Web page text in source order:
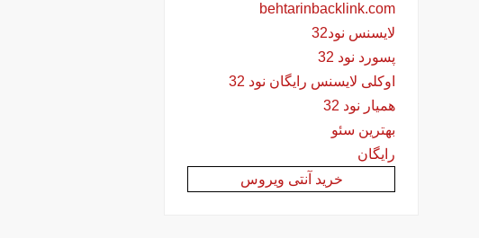
behtarinbacklink.com
لایسنس نود32
پسورد نود 32
اوکلی لایسنس رایگان نود 32
همیار نود 32
بهترین سئو
رایگان
خرید آنتی ویروس